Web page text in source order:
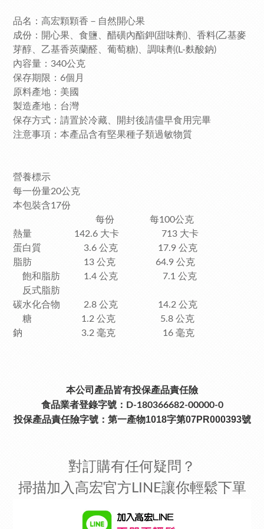
品名：高宏顆顆香－自然開心果
成份：開心果、食鹽、醋磺內酯鉀(甜味劑)、香料(乙基麥
芽醇、乙基香莢蘭醛、葡萄糖)、調味劑(L-麩酸鈉)
內容量：340公克
保存期限：6個月
原料產地：美國
製造產地：台灣
保存方式：請置於冷藏、開封後請儘早食用完畢
注意事項：本產品含有堅果種子類過敏物質
營養標示
每一份量20公克
本包裝含17份
每份 每100公克
熱量 142.6 大卡 713 大卡
蛋白質 3.6 公克 17.9 公克
脂肪 13 公克 64.9 公克
飽和脂肪 1.4 公克 7.1 公克
反式脂肪
碳水化合物 2.8 公克 14.2 公克
糖 1.2 公克 5.8 公克
鈉 3.2 毫克 16 毫克
本公司產品皆有投保產品責任險
食品業者登錄字號：D-180366682-00000-0
投保產品責任險字號： 第一產物1018字第07PR000393號
對訂購有任何疑問？
掃描加入高宏官方LINE讓你輕鬆下單